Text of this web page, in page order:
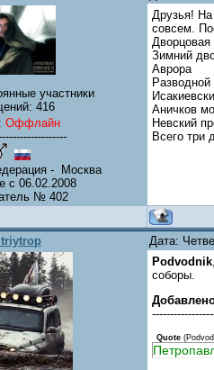
участники
416
Оффлайн
- Москва
с 06.02.2008
№ 402
Друзья!
совсем.
Зимний
Аврора
Аничков
Невский
Всего три
Дата:
Podvodnik
соборы.
Quote (